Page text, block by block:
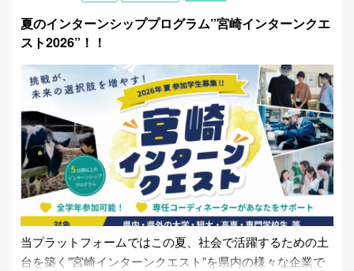
夏のインターンシッププログラム”宮崎インターンクエ
スト2026”！！
当プラットフォームではこの夏、社会で活躍するための土
台を築く”宮崎インターンクエスト”を県内の様々な企業で